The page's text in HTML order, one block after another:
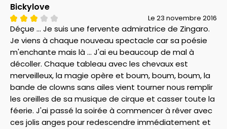
Bickylove
Le 23 novembre 2016
Déçue ... Je suis une fervente admiratrice de Zingaro.
Je viens à chaque nouveau spectacle car sa poésie
m'enchante mais là ... J'ai eu beaucoup de mal à
décoller. Chaque tableau avec les chevaux est
merveilleux, la magie opère et boum, boum, boum, la
bande de clowns sans ailes vient tourner nous remplir
les oreilles de sa musique de cirque et casser toute la
féerie. J'ai passé la soirée à commencer à rêver avec
ces jolis anges pour redescendre immédiatement et